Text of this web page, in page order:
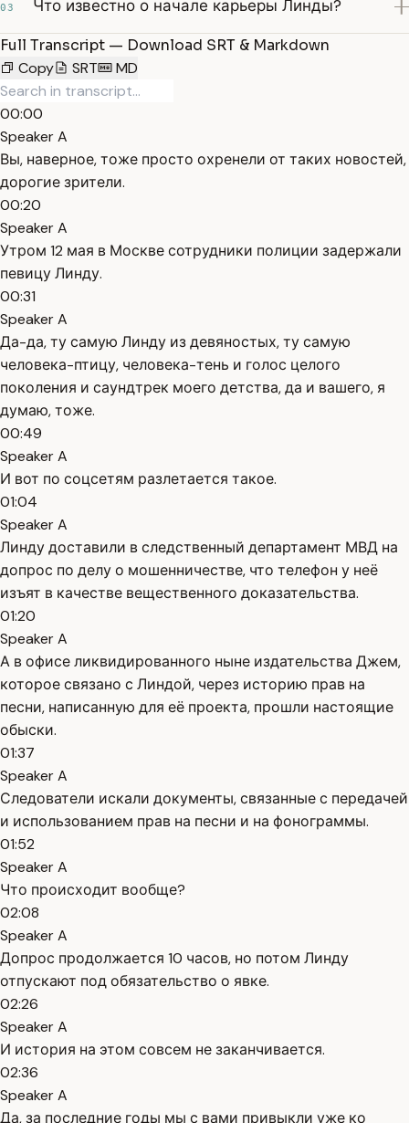
03 Что известно о начале карьеры Линды?
Full Transcript — Download SRT & Markdown
Copy
SRT MD
00:00
Speaker A
Вы, наверное, тоже просто охренели от таких новостей,
дорогие зрители.
00:20
Speaker A
Утром 12 мая в Москве сотрудники полиции задержали
певицу Линду.
00:31
Speaker A
Да-да, ту самую Линду из девяностых, ту самую
человека-птицу, человека-тень и голос целого
поколения и саундтрек моего детства, да и вашего, я
думаю, тоже.
00:49
Speaker A
И вот по соцсетям разлетается такое.
01:04
Speaker A
Линду доставили в следственный департамент МВД на
допрос по делу о мошенничестве, что телефон у неё
изъят в качестве вещественного доказательства.
01:20
Speaker A
А в офисе ликвидированного ныне издательства Джем,
которое связано с Линдой, через историю прав на
песни, написанную для её проекта, прошли настоящие
обыски.
01:37
Speaker A
Следователи искали документы, связанные с передачей
и использованием прав на песни и на фонограммы.
01:52
Speaker A
Что происходит вообще?
02:08
Speaker A
Допрос продолжается 10 часов, но потом Линду
отпускают под обязательство о явке.
02:26
Speaker A
И история на этом совсем не заканчивается.
02:36
Speaker A
Да, за последние годы мы с вами привыкли уже ко